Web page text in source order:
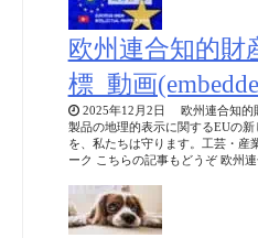
欧州連合知的財
標_動画
2025年12月2日 欧州連合知的
製品の地理的表示に関するEUの
を、私たちは守ります。工芸・産
ーク こちらの記事もどうぞ 欧州